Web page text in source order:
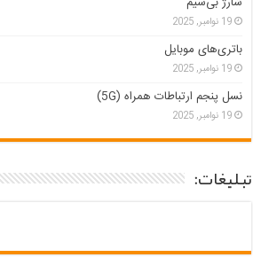
19 نوامبر, 2025
باتری‌های موبایل
19 نوامبر, 2025
نسل پنجم ارتباطات همراه (5G)
19 نوامبر, 2025
تبلیغات: